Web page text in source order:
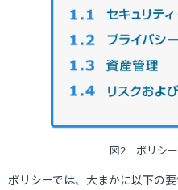
図2 ポリシー
ポリシーでは、大まかに以下の